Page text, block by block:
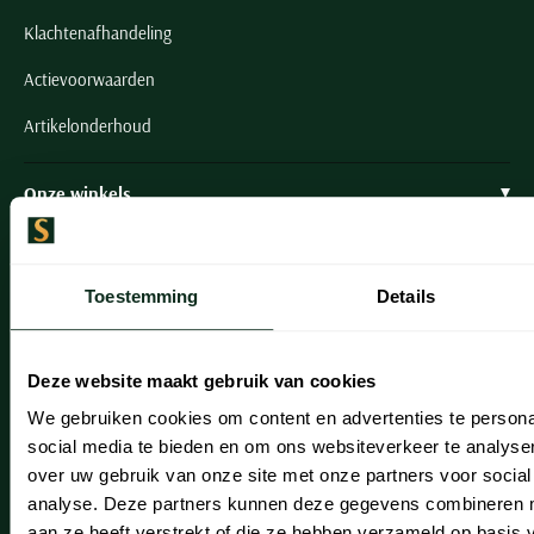
Toestemming Details
Deze website maakt gebruik van cookies
We gebruiken cookies om content en advertenties te
social media te bieden en om ons websiteverkeer te
over uw gebruik van onze site met onze partners voor
analyse. Deze partners kunnen deze gegevens combineren
Klachtenafhandeling
Actievoorwaarden
Artikelonderhoud
Onze winkels
Onze winkels
Heemstede
Hillegom
Leiderdorp
Lisse
Noordwijk
Oegstgeest